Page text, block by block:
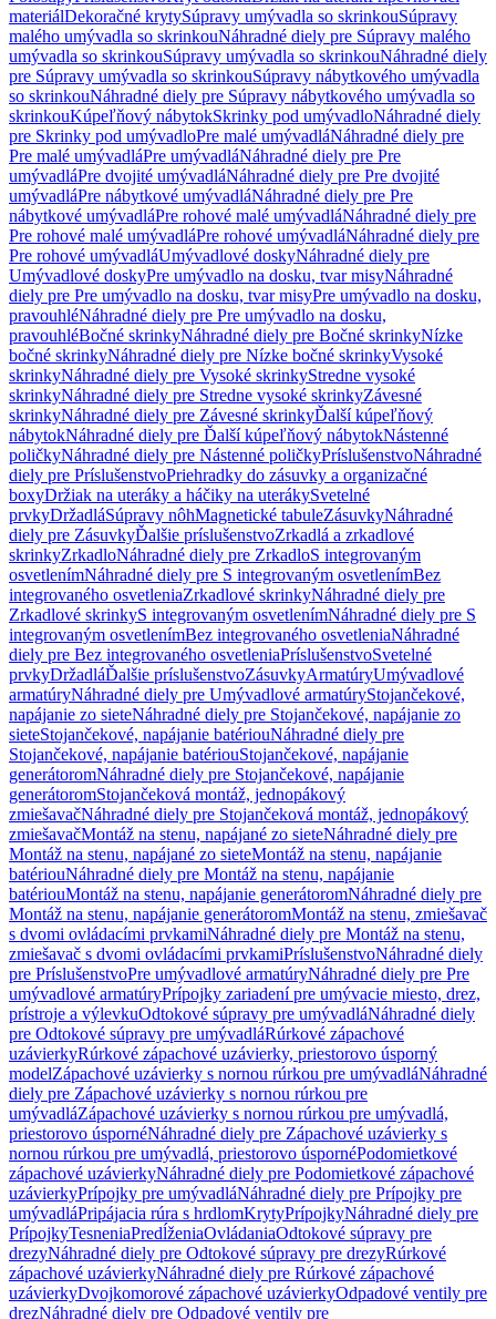
materiálDekoračné krytySúpravy umývadla so skrinkouSúpravy
malého umývadla so skrinkouNáhradné diely pre Súpravy malého
umývadla so skrinkouSúpravy umývadla so skrinkouNáhradné diely
pre Súpravy umývadla so skrinkouSúpravy nábytkového umývadla
so skrinkouNáhradné diely pre Súpravy nábytkového umývadla so
skrinkouKúpeľňový nábytokSkrinky pod umývadloNáhradné diely
pre Skrinky pod umývadloPre malé umývadláNáhradné diely pre
Pre malé umývadláPre umývadláNáhradné diely pre Pre
umývadláPre dvojité umývadláNáhradné diely pre Pre dvojité
umývadláPre nábytkové umývadláNáhradné diely pre Pre
nábytkové umývadláPre rohové malé umývadláNáhradné diely pre
Pre rohové malé umývadláPre rohové umývadláNáhradné diely pre
Pre rohové umývadláUmývadlové doskyNáhradné diely pre
Umývadlové doskyPre umývadlo na dosku, tvar misyNáhradné
diely pre Pre umývadlo na dosku, tvar misyPre umývadlo na dosku,
pravouhléNáhradné diely pre Pre umývadlo na dosku,
pravouhléBočné skrinkyNáhradné diely pre Bočné skrinkyNízke
bočné skrinkyNáhradné diely pre Nízke bočné skrinkyVysoké
skrinkyNáhradné diely pre Vysoké skrinkyStredne vysoké
skrinkyNáhradné diely pre Stredne vysoké skrinkyZávesné
skrinkyNáhradné diely pre Závesné skrinkyĎalší kúpeľňový
nábytokNáhradné diely pre Ďalší kúpeľňový nábytokNástenné
poličkyNáhradné diely pre Nástenné poličkyPríslušenstvoNáhradné
diely pre PríslušenstvoPriehradky do zásuvky a organizačné
boxyDržiak na uteráky a háčiky na uterákySvetelné
prvkyDržadláSúpravy nôhMagnetické tabuleZásuvkyNáhradné
diely pre ZásuvkyĎalšie príslušenstvoZrkadlá a zrkadlové
skrinkyZrkadloNáhradné diely pre ZrkadloS integrovaným
osvetlenímNáhradné diely pre S integrovaným osvetlenímBez
integrovaného osvetleniaZrkadlové skrinkyNáhradné diely pre
Zrkadlové skrinkyS integrovaným osvetlenímNáhradné diely pre S
integrovaným osvetlenímBez integrovaného osvetleniaNáhradné
diely pre Bez integrovaného osvetleniaPríslušenstvoSvetelné
prvkyDržadláĎalšie príslušenstvoZásuvkyArmatúryUmývadlové
armatúryNáhradné diely pre Umývadlové armatúryStojančekové,
napájanie zo sieteNáhradné diely pre Stojančekové, napájanie zo
sieteStojančekové, napájanie batériouNáhradné diely pre
Stojančekové, napájanie batériouStojančekové, napájanie
generátoromNáhradné diely pre Stojančekové, napájanie
generátoromStojančeková montáž, jednopákový
zmiešavačNáhradné diely pre Stojančeková montáž, jednopákový
zmiešavačMontáž na stenu, napájané zo sieteNáhradné diely pre
Montáž na stenu, napájané zo sieteMontáž na stenu, napájanie
batériouNáhradné diely pre Montáž na stenu, napájanie
batériouMontáž na stenu, napájanie generátoromNáhradné diely pre
Montáž na stenu, napájanie generátoromMontáž na stenu, zmiešavač
s dvomi ovládacími prvkamiNáhradné diely pre Montáž na stenu,
zmiešavač s dvomi ovládacími prvkamiPríslušenstvoNáhradné diely
pre PríslušenstvoPre umývadlové armatúryNáhradné diely pre Pre
umývadlové armatúryPrípojky zariadení pre umývacie miesto, drez,
prístroje a výlevkuOdtokové súpravy pre umývadláNáhradné diely
pre Odtokové súpravy pre umývadláRúrkové zápachové
uzávierkyRúrkové zápachové uzávierky, priestorovo úsporný
modelZápachové uzávierky s nornou rúrkou pre umývadláNáhradné
diely pre Zápachové uzávierky s nornou rúrkou pre
umývadláZápachové uzávierky s nornou rúrkou pre umývadlá,
priestorovo úspornéNáhradné diely pre Zápachové uzávierky s
nornou rúrkou pre umývadlá, priestorovo úspornéPodomietkové
zápachové uzávierkyNáhradné diely pre Podomietkové zápachové
uzávierkyPrípojky pre umývadláNáhradné diely pre Prípojky pre
umývadláPripájacia rúra s hrdlomKrytyPrípojkyNáhradné diely pre
PrípojkyTesneniaPredĺženiaOvládaniaOdtokové súpravy pre
drezyNáhradné diely pre Odtokové súpravy pre drezyRúrkové
zápachové uzávierkyNáhradné diely pre Rúrkové zápachové
uzávierkyDvojkomorové zápachové uzávierkyOdpadové ventily pre
drezNáhradné diely pre Odpadové ventily pre